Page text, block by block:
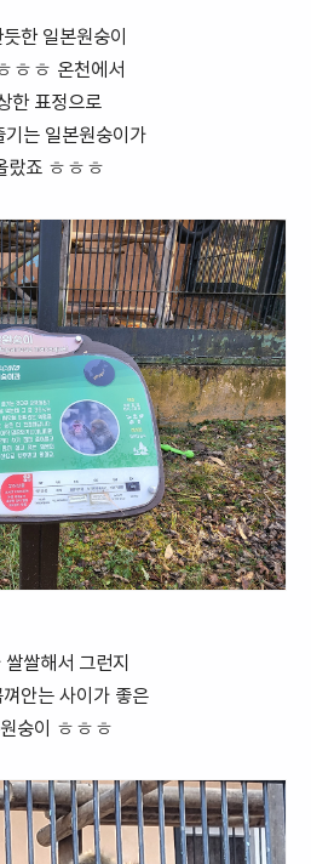
한 일본원숭이
ㅎㅎ 온천에서
한 표정으로
기는 일본원숭이가
랐죠 ㅎㅎㅎ
쌀쌀해서 그런지
안는 사이가 좋은
숭이 ㅎㅎㅎ